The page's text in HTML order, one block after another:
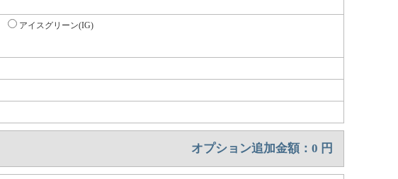
アイスグリーン(IG)
オプション追加金額： 0 円